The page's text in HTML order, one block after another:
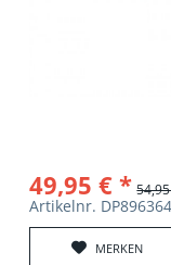
49,95 € *
Artikelnr.
MERKEN